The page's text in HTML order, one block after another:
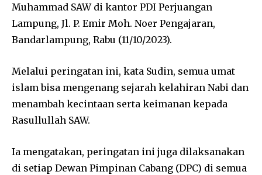
Muhammad SAW di kantor PDI Perjuangan
Lampung, Jl. P. Emir Moh. Noer Pengajaran,
Bandarlampung, Rabu (11/10/2023).
Melalui peringatan ini, kata Sudin, semua umat
islam bisa mengenang sejarah kelahiran Nabi dan
menambah kecintaan serta keimanan kepada
Rasullullah SAW.
Ia mengatakan, peringatan ini juga dilaksanakan
di setiap Dewan Pimpinan Cabang (DPC) di semua